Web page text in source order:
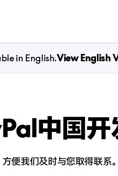
in English.View English
中国开
便我们及时与您取得联系。